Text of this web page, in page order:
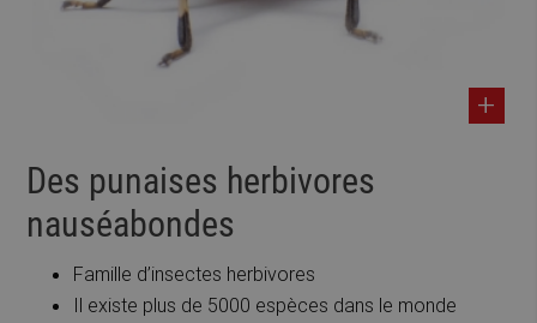
Des punaises herbivores
nauséabondes
Famille d’insectes herbivores
Il existe plus de 5000 espèces dans le monde